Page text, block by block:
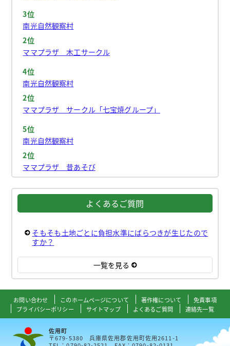
3位
南光自然観察村
2位
ママプラザ 木工サークル
4位
南光自然観察村
2位
ママプラザ サークル「七宝焼グループ」
5位
南光自然観察村
2位
ママプラザ 昔あそび
よくあるご質問
そもそも土地ごとに負担水準にばらつきが生じたので
すか？
一覧を見る
お問い合わせ このホームページについて 著作権について
免責事項
プライバシーポリシー
サイトマップ よくあるご質問 連絡先一覧
佐用町
〒679-5380 兵庫県佐用郡佐用町佐用2611-1